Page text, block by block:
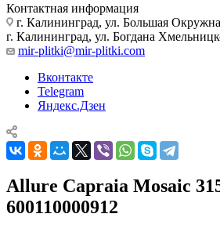
Контактная информация
г. Калининград, ул. Большая
г. Калининград, ул. Богдана
mir-plitki@mir-plitki.com
Вконтакте
Telegram
Яндекс.Дзен
Allure Capraia Mosaic
600110000912